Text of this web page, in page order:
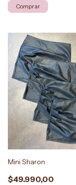
Comprar
Mini Sharon
$49.990,00